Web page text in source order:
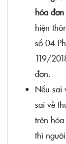
hóa
hiện
số 04
119/
đơn.
Nếu sai
sai về
trên
thì